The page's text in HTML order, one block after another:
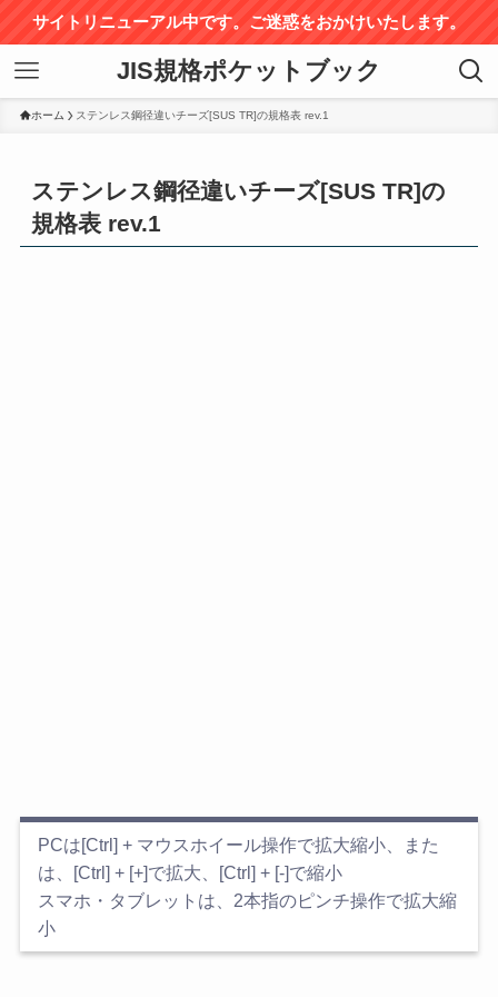
サイトリニューアル中です。ご迷惑をおかけいたします。
JIS規格ポケットブック
ホーム ステンレス鋼径違いチーズ[SUS TR]の規格表 rev.1
ステンレス鋼径違いチーズ[SUS TR]の
規格表 rev.1
PCは[Ctrl] + マウスホイール操作で拡大縮小、また
は、[Ctrl] + [+]で拡大、[Ctrl] + [-]で縮小
スマホ・タブレットは、2本指のピンチ操作で拡大縮
小